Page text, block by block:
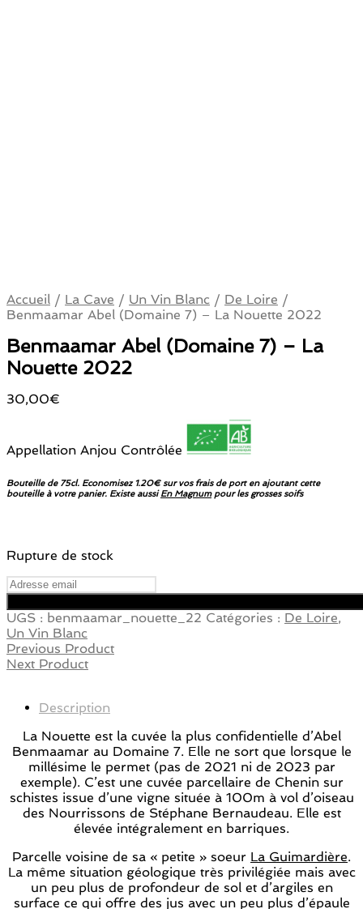
Accueil / La Cave / Un Vin Blanc / De Loire /
Benmaamar Abel (Domaine 7) – La Nouette 2022
Benmaamar Abel (Domaine 7) – La
Nouette 2022
30,00€
Appellation Anjou Contrôlée
Bouteille de 75cl. Economisez 1.20€ sur vos frais de port en ajoutant cette
bouteille à votre panier. Existe aussiEn Magnumpour les grosses soifs
Rupture de stock
UGS : benmaamar_nouette_22 Catégories : De Loire,
Un Vin Blanc
Previous Product
Next Product
Description
La Nouette est la cuvée la plus confidentielle d’Abel
Benmaamar au Domaine 7. Elle ne sort que lorsque le
millésime le permet (pas de 2021 ni de 2023 par
exemple). C’est une cuvée parcellaire de Chenin sur
schistes issue d’une vigne située à 100m à vol d’oiseau
des Nourrissons de Stéphane Bernaudeau. Elle est
élevée intégralement en barriques.
Parcelle voisine de sa « petite » soeur La Guimardière.
La même situation géologique très privilégiée mais avec
un peu plus de profondeur de sol et d’argiles en
surface ce qui offre des jus avec un peu plus d’épaule